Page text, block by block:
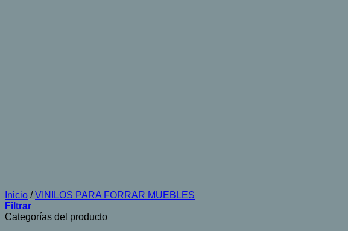
Inicio / VINILOS PARA FORRAR MUEBLES
Filtrar
Categorías del producto